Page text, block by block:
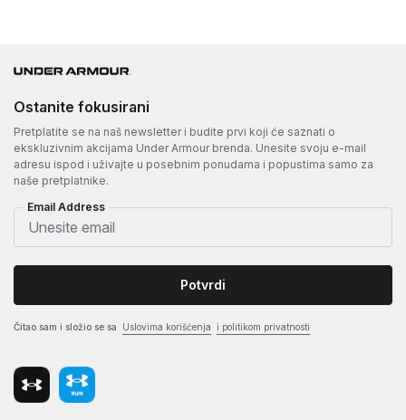
Ostanite fokusirani
Pretplatite se na naš newsletter i budite prvi koji će saznati o
ekskluzivnim akcijama Under Armour brenda. Unesite svoju e-mail
adresu ispod i uživajte u posebnim ponudama i popustima samo za
naše pretplatnike.
Email Address
Potvrdi
Čitao sam i složio se sa Uslovima korišćenja i politikom privatnosti